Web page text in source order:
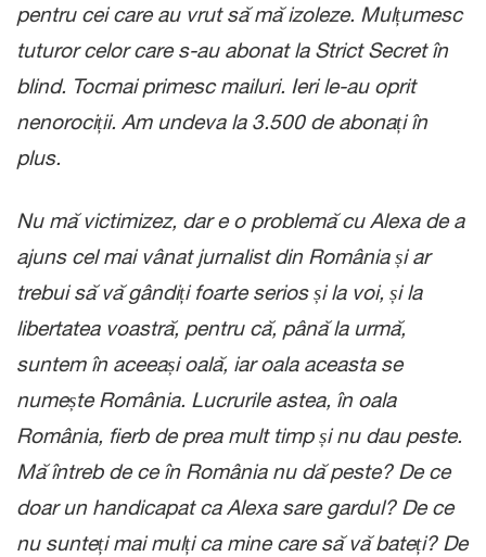
pentru cei care au vrut să mă izoleze. Mulțumesc
tuturor celor care s-au abonat la Strict Secret în
blind. Tocmai primesc mailuri. Ieri le-au oprit
nenorociții. Am undeva la 3.500 de abonați în
plus.
Nu mă victimizez, dar e o problemă cu Alexa de a
ajuns cel mai vânat jurnalist din România și ar
trebui să vă gândiți foarte serios și la voi, și la
libertatea voastră, pentru că, până la urmă,
suntem în aceeași oală, iar oala aceasta se
numește România. Lucrurile astea, în oala
România, fierb de prea mult timp și nu dau peste.
Mă întreb de ce în România nu dă peste? De ce
doar un handicapat ca Alexa sare gardul? De ce
nu sunteți mai mulți ca mine care să vă bateți? De